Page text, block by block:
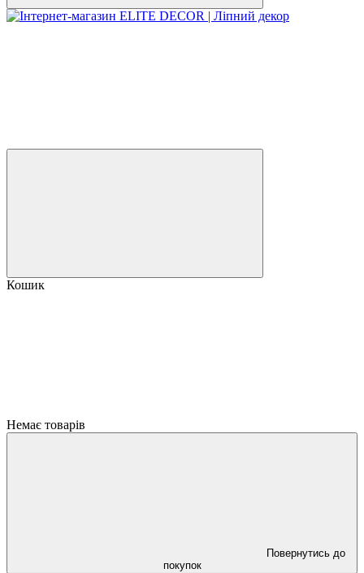
Кошик
Немає товарів
Повернутись до
покупок